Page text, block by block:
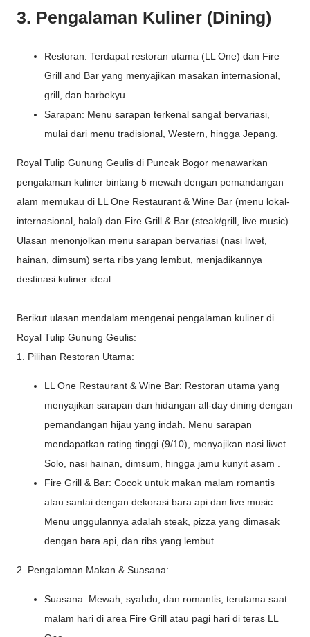
3. Pengalaman Kuliner (Dining)
Restoran: Terdapat restoran utama (LL One) dan Fire
Grill and Bar yang menyajikan masakan internasional,
grill, dan barbekyu.
Sarapan: Menu sarapan terkenal sangat bervariasi,
mulai dari menu tradisional, Western, hingga Jepang.
Royal Tulip Gunung Geulis di Puncak Bogor menawarkan
pengalaman kuliner bintang 5 mewah dengan pemandangan
alam memukau di LL One Restaurant & Wine Bar (menu lokal-
internasional, halal) dan Fire Grill & Bar (steak/grill, live music).
Ulasan menonjolkan menu sarapan bervariasi (nasi liwet,
hainan, dimsum) serta ribs yang lembut, menjadikannya
destinasi kuliner ideal.
Berikut ulasan mendalam mengenai pengalaman kuliner di
Royal Tulip Gunung Geulis:
1. Pilihan Restoran Utama:
LL One Restaurant & Wine Bar: Restoran utama yang
menyajikan sarapan dan hidangan all-day dining dengan
pemandangan hijau yang indah. Menu sarapan
mendapatkan rating tinggi (9/10), menyajikan nasi liwet
Solo, nasi hainan, dimsum, hingga jamu kunyit asam .
Fire Grill & Bar: Cocok untuk makan malam romantis
atau santai dengan dekorasi bara api dan live music.
Menu unggulannya adalah steak, pizza yang dimasak
dengan bara api, dan ribs yang lembut.
2. Pengalaman Makan & Suasana:
Suasana: Mewah, syahdu, dan romantis, terutama saat
malam hari di area Fire Grill atau pagi hari di teras LL